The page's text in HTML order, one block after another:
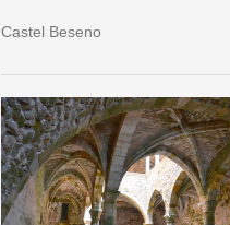
Castel Beseno